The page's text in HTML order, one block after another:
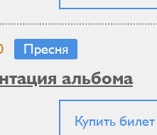
Пресня
альбома
Купить билет